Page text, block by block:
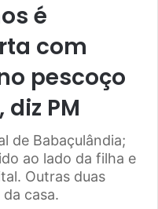
é
com
pescoço
PM
de Babaçulândia;
ao lado da filha e
Outras duas
casa.